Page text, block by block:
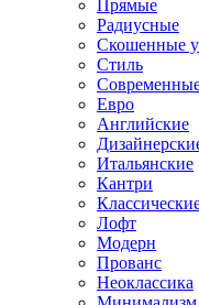
Прямые
Радиусные
Скошенные
Стиль
Евро
Английские
Итальянские
Кантри
Лофт
Модерн
Прованс
Неоклассика